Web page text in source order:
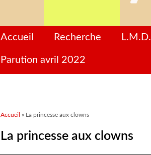
Accueil Recherche L.M.D.
Parution avril 2022
Vous êtes ici
Accueil » La princesse aux clowns
La princesse aux clowns